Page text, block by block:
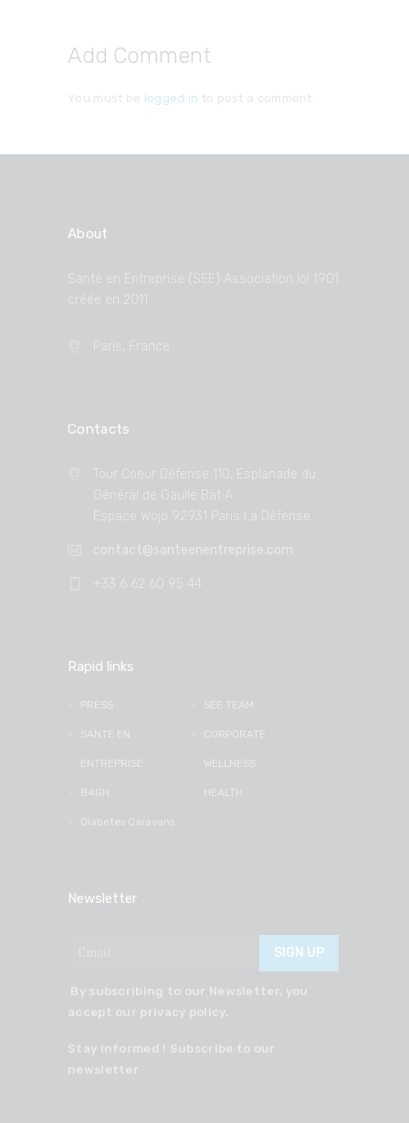
Add Comment
You must be logged in to post a comment.
About
Santé en Entreprise (SEE) Association loi 1901
créée en 2011
Paris, France
Contacts
Tour Coeur Défense 110, Esplanade du
Général de Gaulle Bat A
Espace Wojo 92931 Paris La Défense
contact@santeenentreprise.com
+33 6 62 60 95 44
Rapid links
PRESS SEE TEAM
SANTE EN
ENTREPRISE
CORPORATE
WELLNESS
B4GH HEALTH
Diabetes Caravans
Newsletter
By subscribing to our Newsletter, you
accept our privacy policy.
Stay informed ! Subscribe to our
newsletter